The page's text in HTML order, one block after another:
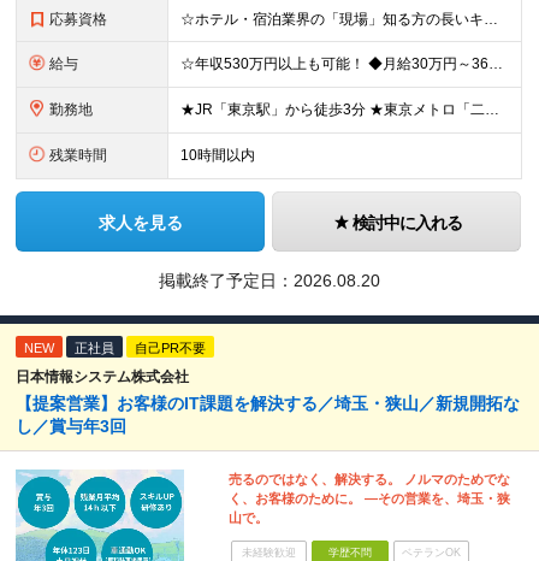
応募資格 ☆ホテル・宿泊業界の「現場」知る方の長いキャリアを応援します！ ☆営業経験がない方も歓迎！ ■旅行業界またはホテル・宿泊業界での実務経験をお持ちの方（職種不問！） ■学歴不問 ◆◇こんな方はぜひご応
給与 ☆年収530万円以上も可能！ ◆月給30万円～36万円＋賞与年2回（前年度実績2.00ヶ月分）＋諸手当 ┗初年度年収：420万円～550万円 ※能力・実績を考慮の上、当社規定により決定・優遇いたしま
勤務地 ★JR「東京駅」から徒歩3分 ★東京メトロ「二重橋前駅」徒歩1分 ★U／Iターン歓迎 ★希望しない転勤なし 【東京支店】東京都千代田区丸の内二丁目3番2号 郵船ビル5階 (変更の範囲)上記を除く当
残業時間 10時間以内
求人を見る 検討中に入れる
掲載終了予定日： 2026.08.20
NEW 正社員 自己PR不要
日本情報システム株式会社
【提案営業】お客様のIT課題を解決する／埼玉・狭山／新規開拓な
し／賞与年3回
売るのではなく、解決する。 ノルマのためでな
く、お客様のために。 ―その営業を、埼玉・狭
山で。
未経験歓迎 学歴不問 ベテランOK